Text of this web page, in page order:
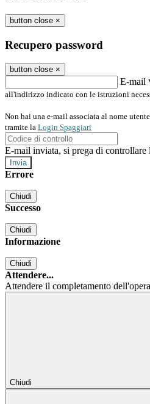
button close ×
Recupero password
button close ×
E-mail
all'indirizzo indicato con le istruzioni
Non hai una e-mail associata al nome
tramite la Login Spaggiari
E-mail inviata, si prega di controllare
Errore
Chiudi
Successo
Chiudi
Informazione
Chiudi
Attendere...
Attendere il completamento
Chiudi